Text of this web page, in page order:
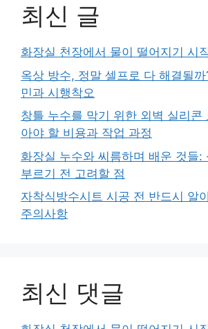
최신 글
화장실 천장에서 물이 떨어지기 시
옥상 방수, 정말 셀프로 다 해결될
민과 시행착오
창틀 누수를 막기 위한 외벽 실리콘
아야 할 비용과 작업 과정
화장실 누수와 씨름하며 배운 것들:
부르기 전 고려할 점
자착식방수시트 시공 전 반드시 알
주의사항
최신 댓글